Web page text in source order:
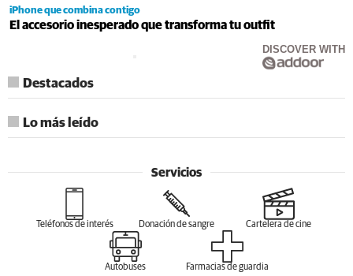
iPhone que combina contigo
El accesorio inesperado que transforma tu outfit
DISCOVER WITH
Destacados
Lo más leído
Servicios
Teléfonos de interés Donación de sangre Cartelera de cine
Autobuses Farmacias de guardia